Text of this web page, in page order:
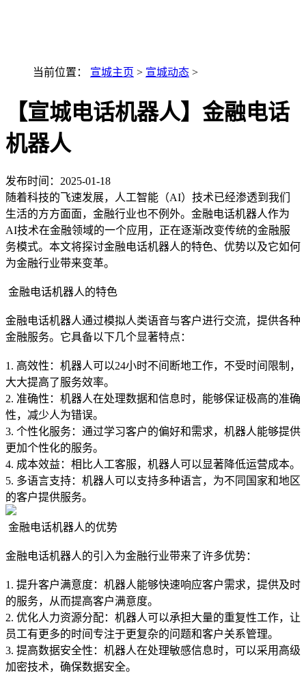
当前位置： 宣城主页 > 宣城动态 >
【宣城电话机器人】金融电话
机器人
发布时间： 2025-01-18
随着科技的飞速发展，人工智能（AI）技术已经渗透到我们
生活的方方面面，金融行业也不例外。金融电话机器人作为
AI技术在金融领域的一个应用，正在逐渐改变传统的金融服
务模式。本文将探讨金融电话机器人的特色、优势以及它如何
为金融行业带来变革。
金融电话机器人的特色
金融电话机器人通过模拟人类语音与客户进行交流，提供各种
金融服务。它具备以下几个显著特点：
1. 高效性：机器人可以24小时不间断地工作，不受时间限制，
大大提高了服务效率。
2. 准确性：机器人在处理数据和信息时，能够保证极高的准确
性，减少人为错误。
3. 个性化服务：通过学习客户的偏好和需求，机器人能够提供
更加个性化的服务。
4. 成本效益：相比人工客服，机器人可以显著降低运营成本。
5. 多语言支持：机器人可以支持多种语言，为不同国家和地区
的客户提供服务。
金融电话机器人的优势
金融电话机器人的引入为金融行业带来了许多优势：
1. 提升客户满意度：机器人能够快速响应客户需求，提供及时
的服务，从而提高客户满意度。
2. 优化人力资源分配：机器人可以承担大量的重复性工作，让
员工有更多的时间专注于更复杂的问题和客户关系管理。
3. 提高数据安全性：机器人在处理敏感信息时，可以采用高级
加密技术，确保数据安全。